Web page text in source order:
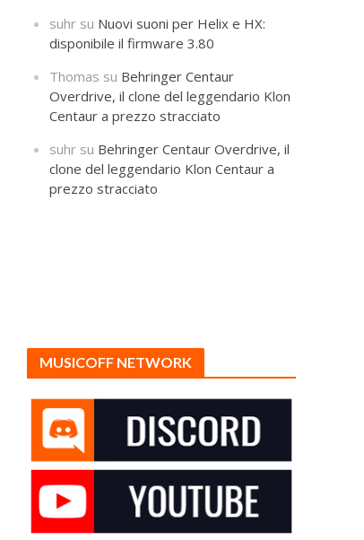
suhr su Nuovi suoni per Helix e HX:
disponibile il firmware 3.80
Thomas su Behringer Centaur
Overdrive, il clone del leggendario Klon
Centaur a prezzo stracciato
suhr su Behringer Centaur Overdrive, il
clone del leggendario Klon Centaur a
prezzo stracciato
MUSICOFF NETWORK